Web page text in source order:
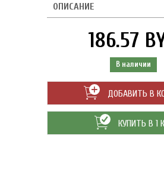
ОПИСАНИЕ
186.57
В наличии
ДОБАВИТЬ В
КУПИТЬ В 1